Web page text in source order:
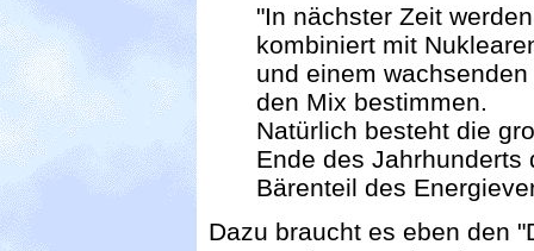
"In nächster Zeit
kombiniert mit
und einem
den Mix bestimmen.
Natürlich besteht die
Ende des Jahrhunderts
Bärenteil des
Dazu braucht es eben den